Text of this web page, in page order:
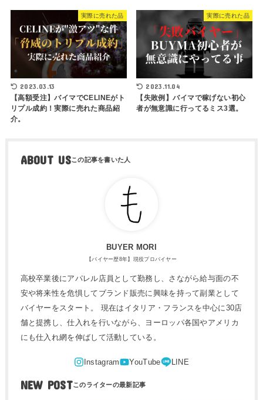
実際に売れた品
2023.03.13
【高額受注】バイマでCELINEがト
リプル成約！実際に売れた商品紹
介。
実際に売れた品
2023.11.04
【失敗例】バイマで稼げない初心
者が無意識に行ってるミス3選。
ABOUT US
BUYER MORI
【バイヤー歴8年】現役プロバイヤー
高校卒業後にアパレル店員として勤務し、さながら給与面の不
安や将来性を危惧してブランド販売に興味を持って副業として
バイヤーをスタート。 現在はイタリア・フランスを中心に30店
舗と提携し、仕入れを行いながら、ヨーロッパ各国やアメリカ
にも仕入れ網を伸ばして活動している。
NEW POST